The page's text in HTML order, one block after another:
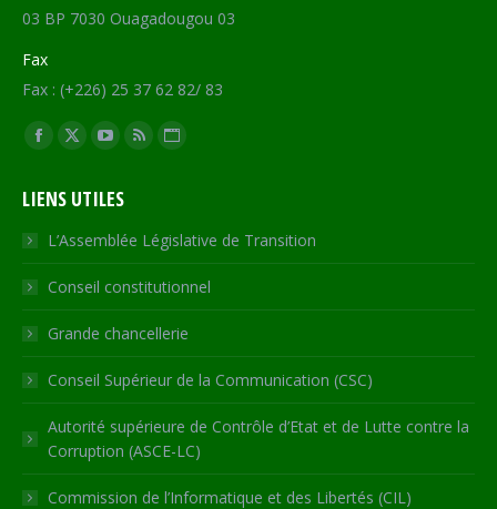
03 BP 7030 Ouagadougou 03
Fax
Fax : (+226) 25 37 62 82/ 83
Trouvez nous sur :
Facebook
opens
in
new
window
X
opens
in
new
window
YouTube
opens
in
new
window
RSS
in
new
window
Site
opens
in
new
LIENS UTILES
L’Assemblée Législative de Transition
Conseil constitutionnel
Grande chancellerie
Conseil Supérieur de la Communication (CSC)
Autorité supérieure de Contrôle d’Etat et de Lutte contre la
Corruption (ASCE-LC)
Commission de l’Informatique et des Libertés (CIL)